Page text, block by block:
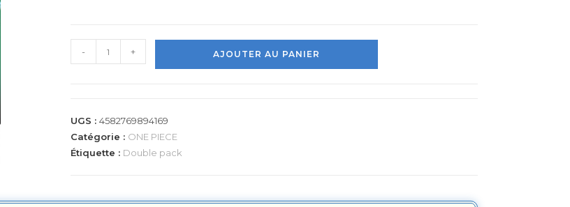
- + AJOUTER AU PANIER
UGS : 4582769894169
Catégorie : ONE PIECE
Étiquette : Double pack